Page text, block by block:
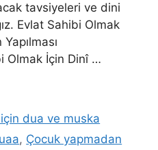
tavsiyeleri ve dini
Evlat Sahibi Olmak
Olmak İçin Dinî …
dua ve muska
, Çocuk yapmadan